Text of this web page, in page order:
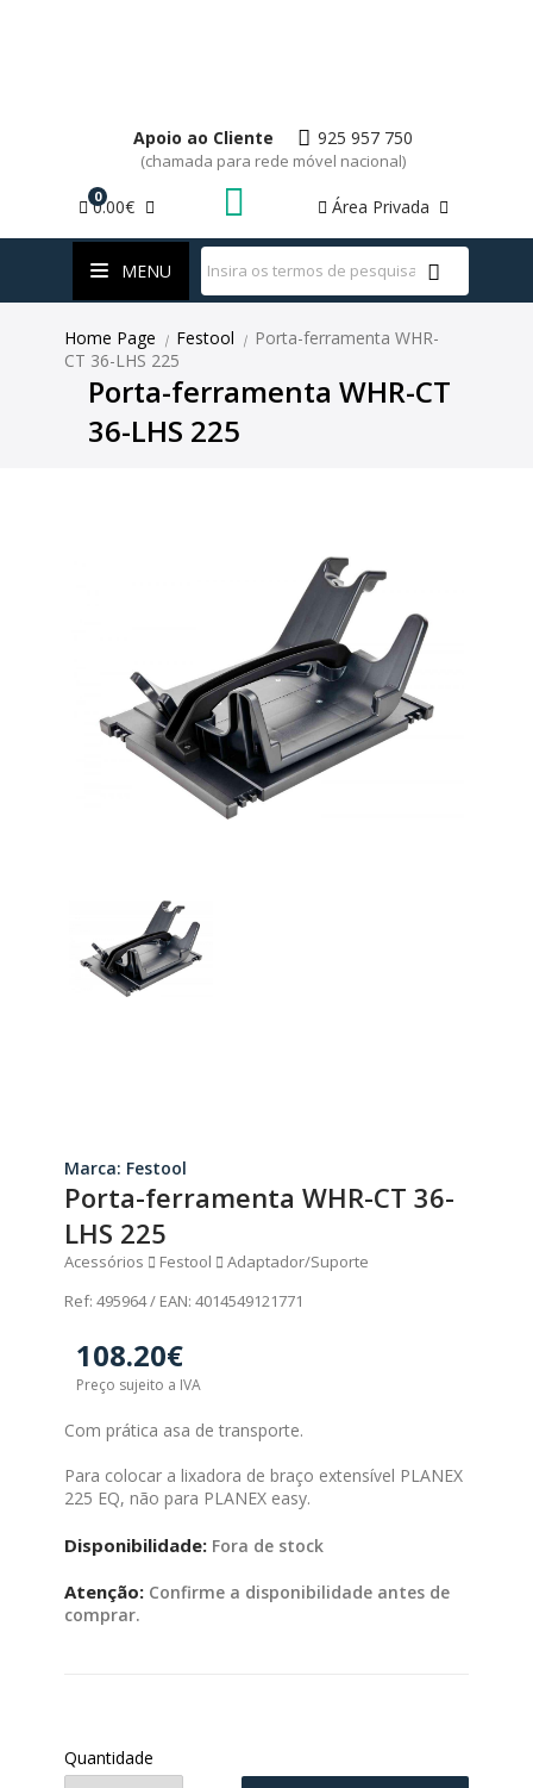
WhatsApp
Apoio ao Cliente 925 957 750
(chamada para rede móvel nacional)
Área Privada
0
0.00€
MENU
Home Page | Festool | Porta-ferramenta WHR-
CT 36-LHS 225
Porta-ferramenta WHR-CT
36-LHS 225
Marca: Festool
Porta-ferramenta WHR-CT 36-
LHS 225
Acessórios Festool
Adaptador/Suporte
Ref: 495964 / EAN: 4014549121771
108.20€
Preço sujeito a IVA
Com prática asa de transporte.
Para colocar a lixadora de braço extensível PLANEX
225 EQ, não para PLANEX easy.
Disponibilidade: Fora de stock
Atenção: Confirme a disponibilidade antes de
comprar.
Quantidade